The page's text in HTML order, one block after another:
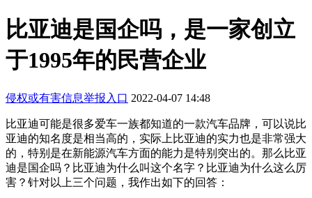
比亚迪是国企吗，是一家创立
于1995年的民营企业
侵权或有害信息举报入口 2022-04-07 14:48
比亚迪可能是很多爱车一族都知道的一款汽车品牌，可以说比
亚迪的知名度是相当高的，实际上比亚迪的实力也是非常强大
的，特别是在新能源汽车方面的能力是特别突出的。那么比亚
迪是国企吗？比亚迪为什么叫这个名字？比亚迪为什么这么厉
害？针对以上三个问题，我作出如下的回答：